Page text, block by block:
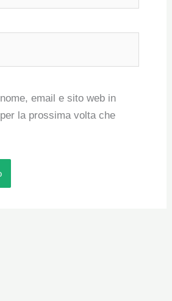
email e sito web in
la prossima volta che